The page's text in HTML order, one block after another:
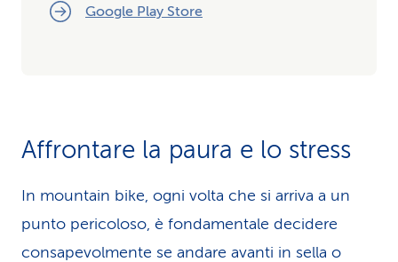
Google Play Store
Affrontare la paura e lo stress
In mountain bike, ogni volta che si arriva a un
punto pericoloso, è fondamentale decidere
con­sa­pe­vol­mente se andare avanti in sella o